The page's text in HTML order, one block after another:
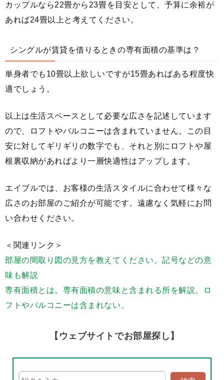
カップルなら22畳から23畳を目安として、予算に余裕が
あれば24畳以上と考えてください。
シングルが賃貸を借りるときの専有面積の基準は？
単身者でも10畳以上欲しいですが15畳あればある程度快
適でしょう。
以上は生活スペースとして必要な広さを記述しています
ので、ロフトやバルコニーは含まれていません。この目
安に対してギリギリの数字でも、それと別にロフトや屋
根裏収納があればより一層快適性はアップします。
エイブルでは、お客様の生活スタイルに合わせて様々な
広さのお部屋のご紹介が可能です。遠慮なく気軽にお問
い合わせください。
＜関連リンク＞
部屋の間取り図の見方を教えてください。記号などの意
味も解説
専有面積とは。専有面積の意味と含まれる所を解説。ロ
フトやバルコニーは含まれない。
【ウェブサイトでお部屋探し】